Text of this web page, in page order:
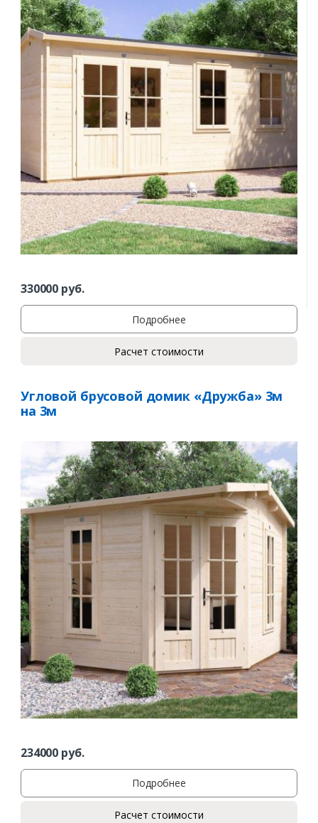
330000 руб.
Подробнее
Расчет стоимости
Угловой брусовой домик «Дружба» 3м
на 3м
234000 руб.
Подробнее
Расчет стоимости